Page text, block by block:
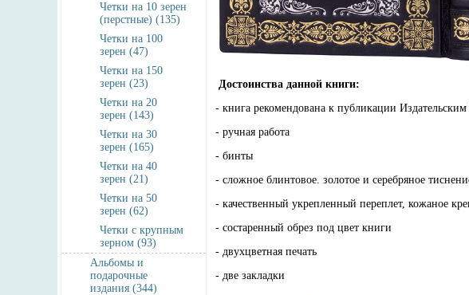
Четки на 10 зерен
(перстные) (135)
Четки на 100
зерен (47)
Четки на 150
зерен (23)
Четки на 20
зерен (143)
Четки на 30
зерен (165)
Четки на 40
зерен (21)
Четки на 50
зерен (62)
Четки с крупным
зерном (93)
Альбомы и
подарочные
издания (344)
Достоинства данной книги:
- книга рекомендована к публикации
- ручная работа
- бинты
- сложное блинтовое. золотое и серебряное
- качественный укрепленный переплет, кожаное
- состаренный обрез под цвет книги
- двухцветная печать
- две закладки